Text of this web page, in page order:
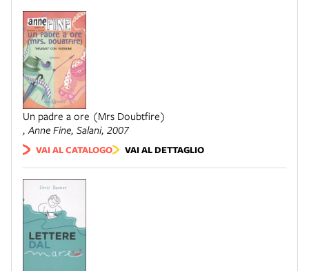
Un padre a ore (Mrs Doubtfire)
, Anne Fine, Salani, 2007
VAI AL CATALOGO VAI AL DETTAGLIO